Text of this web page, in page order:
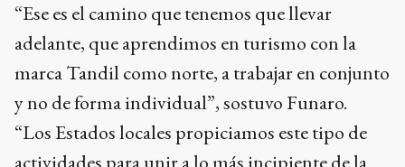
“Ese es el camino que tenemos que llevar
adelante, que aprendimos en turismo con la
marca Tandil como norte, a trabajar en conjunto
y no de forma individual”, sostuvo Funaro.
“Los Estados locales propiciamos este tipo de